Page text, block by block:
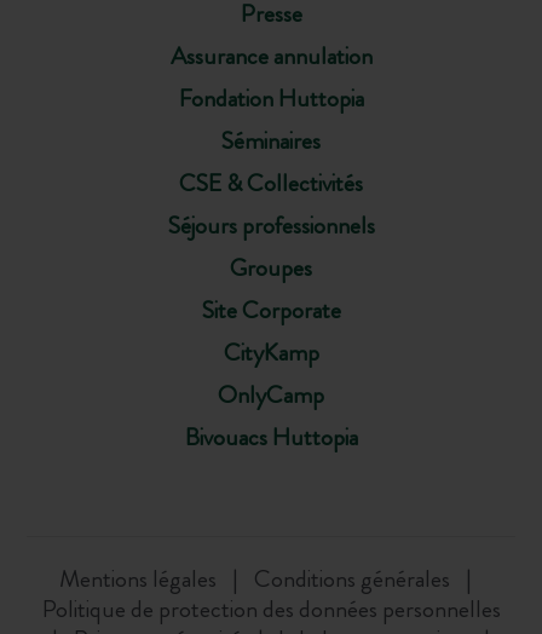
Presse
Assurance annulation
Fondation Huttopia
Séminaires
CSE & Collectivités
Séjours professionnels
Groupes
Site Corporate
CityKamp
OnlyCamp
Bivouacs Huttopia
Mentions légales
Conditions générales
Politique de protection des données personnelles